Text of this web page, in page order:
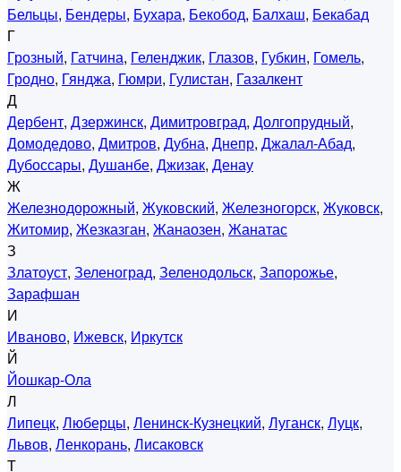
Бельцы, Бендеры, Бухара, Бекобод, Балхаш, Бекабад
Г
Грозный, Гатчина, Геленджик, Глазов, Губкин, Гомель,
Гродно, Гянджа, Гюмри, Гулистан, Газалкент
Д
Дербент, Дзержинск, Димитровград, Долгопрудный,
Домодедово, Дмитров, Дубна, Днепр, Джалал-Абад,
Дубоссары, Душанбе, Джизак, Денау
Ж
Железнодорожный, Жуковский, Железногорск, Жуковск,
Житомир, Жезказган, Жанаозен, Жанатас
З
Златоуст, Зеленоград, Зеленодольск, Запорожье,
Зарафшан
И
Иваново, Ижевск, Иркутск
Й
Йошкар-Ола
Л
Липецк, Люберцы, Ленинск-Кузнецкий, Луганск, Луцк,
Львов, Ленкорань, Лисаковск
Т